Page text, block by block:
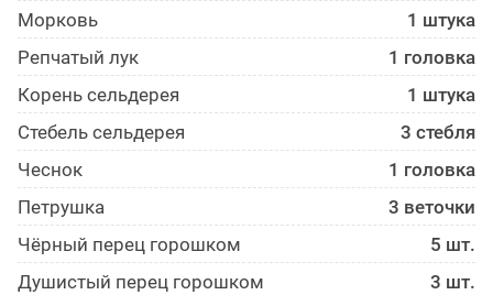
Морковь
1 штука
Репчатый лук
1 головка
Корень сельдерея
1 штука
Стебель сельдерея
3 стебля
Чеснок
1 головка
Петрушка
3 веточки
Чёрный перец горошком
5 шт.
Душистый перец горошком
3 шт.